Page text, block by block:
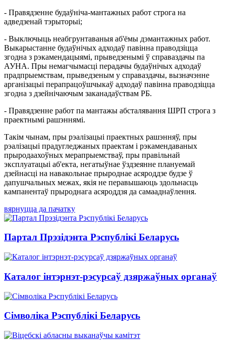
- Правядзенне будаўніча-мантажных работ строга на
адведзенай тэрыторыі;
- Выключыць неабгрунтаваныя аб'ёмы дэмантажных работ.
Выкарыстанне будаўнічых адходаў павінна праводзіцца
згодна з рэкамендацыямі, прыведзенымі ў справаздачы па
АУНА. Пры немагчымасці перадачы будаўнічых адходаў
прадпрыемствам, прыведзеным у справаздачы, вызначэнне
арганізацыі перапрацоўшчыкаў адходаў павінна праводзіцца
згодна з дзейнiчаючым заканадаўствам РБ.
- Правядзенне работ па мантажы абсталявання ШРП строга з
праектнымі рашэннямі.
Такім чынам, пры рэалізацыі праектных рашэнняў, пры
рэалізацыі прадугледжаных праектам і рэкамендаваных
прыродаахоўных мерапрыемстваў, пры правільнай
эксплуатацыі аб'екта, негатыўнае ўздзеянне плануемай
дзейнасці на навакольнае прыроднае асяроддзе будзе ў
дапушчальных межах, якія не перавышаюць здольнасць
кампанентаў прыроднага асяроддзя да самааднаўлення.
вярнуцца да пачатку
Партал Прэзідэнта Рэспублікі Беларусь
Каталог інтэрнэт-рэсурсаў дзяржаўных органаў
Сімволіка Рэспублікі Беларусь